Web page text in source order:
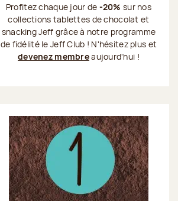
Profitez chaque jour de -20% sur nos
collections tablettes de chocolat et
snacking Jeff grâce à notre programme
de fidélité le Jeff Club ! N'hésitez plus et
devenez membreaujourd'hui !